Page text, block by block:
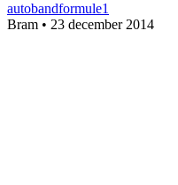
autobandformule1
Bram • 23 december 2014